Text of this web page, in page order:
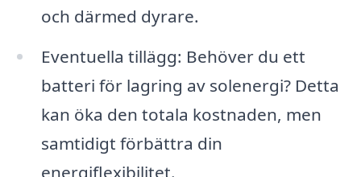
och därmed dyrare.
Eventuella tillägg: Behöver du ett
batteri för lagring av solenergi? Detta
kan öka den totala kostnaden, men
samtidigt förbättra din
energiflexibilitet.